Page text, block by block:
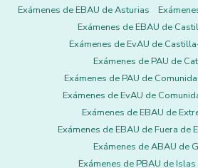
Exámenes de EBAU de Asturias
Exámenes de EBAU de
Exámenes de EvAU de
Exámenes de PAU de
Exámenes de PAU de
Exámenes de EvAU de
Exámenes de EBAU de
Exámenes de EBAU de Fuera de
Exámenes de ABAU de
Exámenes de PBAU de